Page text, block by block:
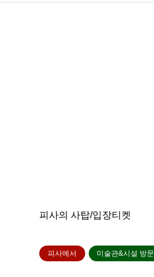
피사의 사탑/입장티켓
피사에서 미술관&시설 방문